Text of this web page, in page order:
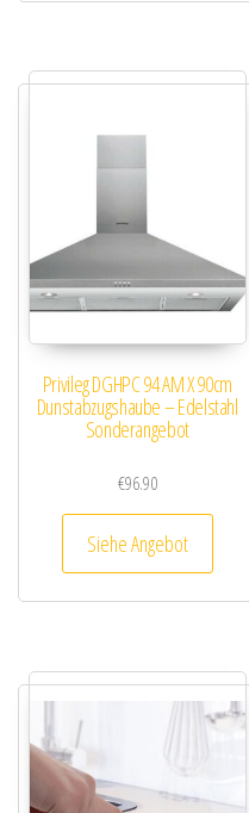
Privileg DGHPC 94 AM X 90cm
Dunstabzugshaube – Edelstahl
Sonderangebot
€96.90
Siehe Angebot